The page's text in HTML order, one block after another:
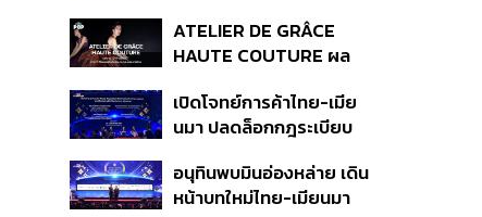
40 ราย ไม่เกี่ยวคดีมาดาม
เก่ง
ATELIER DE GRÂCE
HAUTE COUTURE ผล
ดีไซเนอร์ระดับตำนานของ
ประเทศไทย
เปิดโจทย์การค้าไทย-เมีย
นมา ปลดล็อกกฎระเบียบ
มั่นนักลงทุน ทำอย่างไร?
อนุทินพบมินอ่องหล่าย เดิน
หน้าบทใหม่ไทย-เมียนมา